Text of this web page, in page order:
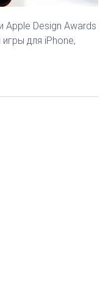
Apple Design Awards
для iPhone,